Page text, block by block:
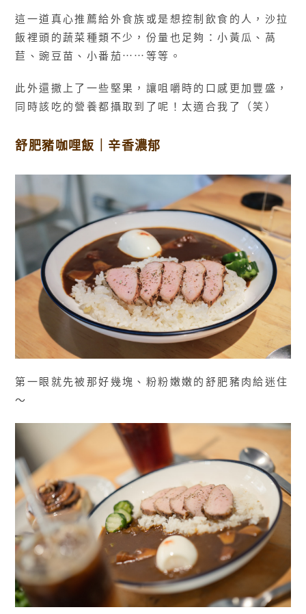
這一道真心推薦給外食族或是想控制飲食的人，沙拉
飯裡頭的蔬菜種類不少，份量也足夠：小黃瓜、萵
苣、豌豆苗、小番茄⋯⋯等等。
此外還撒上了一些堅果，讓咀嚼時的口感更加豐盛，
同時該吃的營養都攝取到了呢！太適合我了（笑）
舒肥豬咖哩飯｜辛香濃郁
第一眼就先被那好幾塊、粉粉嫩嫩的舒肥豬肉給迷住
～